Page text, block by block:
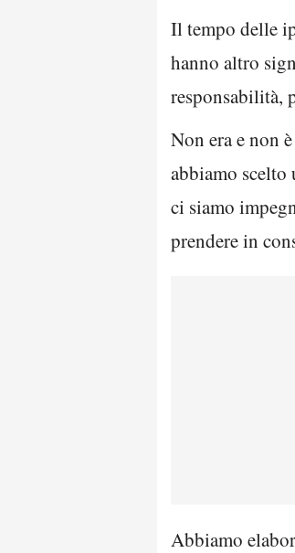
Il tempo delle
hanno altro
responsabilità,
Non era e non
abbiamo
ci siamo
prendere in
Abbiamo